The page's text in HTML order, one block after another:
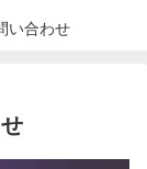
い合わせ